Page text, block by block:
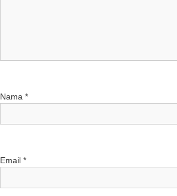
Nama *
Email *